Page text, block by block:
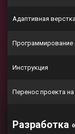
Адаптивная верстка
Программирование
Инструкция
Перенос проекта на
Разработка